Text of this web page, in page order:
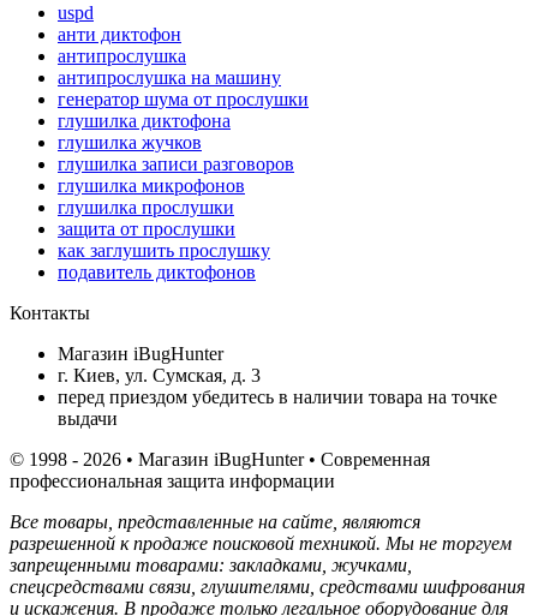
uspd
анти диктофон
антипрослушка
антипрослушка на машину
генератор шума от прослушки
глушилка диктофона
глушилка жучков
глушилка записи разговоров
глушилка микрофонов
глушилка прослушки
защита от прослушки
как заглушить прослушку
подавитель диктофонов
Контакты
Магазин iBugHunter
г. Киев, ул. Сумская, д. 3
перед приездом убедитесь в наличии товара на точке
выдачи
© 1998 - 2026 • Магазин iBugHunter • Современная
профессиональная защита информации
Все товары, представленные на сайте, являются
разрешенной к продаже поисковой техникой. Мы не торгуем
запрещенными товарами: закладками, жучками,
спецсредствами связи, глушителями, средствами шифрования
и искажения. В продаже только легальное оборудование для